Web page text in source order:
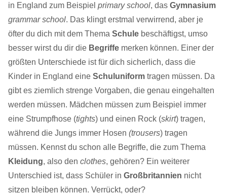
in England zum Beispiel primary school, das Gymnasium
grammar school. Das klingt erstmal verwirrend, aber je
öfter du dich mit dem Thema Schule beschäftigst, umso
besser wirst du dir die Begriffe merken können. Einer der
größten Unterschiede ist für dich sicherlich, dass die
Kinder in England eine Schuluniform tragen müssen. Da
gibt es ziemlich strenge Vorgaben, die genau eingehalten
werden müssen. Mädchen müssen zum Beispiel immer
eine Strumpfhose (tights) und einen Rock (skirt) tragen,
während die Jungs immer Hosen (trousers) tragen
müssen. Kennst du schon alle Begriffe, die zum Thema
Kleidung, also den clothes, gehören? Ein weiterer
Unterschied ist, dass Schüler in Großbritannien nicht
sitzen bleiben können. Verrückt, oder?